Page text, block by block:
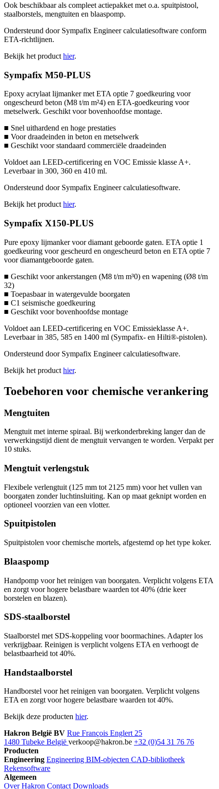
Ook beschikbaar als compleet actiepakket met o.a. spuitpistool,
staalborstels, mengtuiten en blaaspomp.
Ondersteund door Sympafix Engineer calculatiesoftware conform
ETA-richtlijnen.
Bekijk het product hier.
Sympafix M50-PLUS
Epoxy acrylaat lijmanker met ETA optie 7 goedkeuring voor
ongescheurd beton (M8 t/m m²4) en ETA-goedkeuring voor
metselwerk. Geschikt voor bovenhoofdse montage.
■ Snel uithardend en hoge prestaties
■ Voor draadeinden in beton en metselwerk
■ Geschikt voor standaard commerciële draadeinden
Voldoet aan LEED-certificering en VOC Emissie klasse A+.
Leverbaar in 300, 360 en 410 ml.
Ondersteund door Sympafix Engineer calculatiesoftware.
Bekijk het product hier.
Sympafix X150-PLUS
Pure epoxy lijmanker voor diamant geboorde gaten. ETA optie 1
goedkeuring voor gescheurd en ongescheurd beton en ETA optie 7
voor diamantgeboorde gaten.
■ Geschikt voor ankerstangen (M8 t/m m³0) en wapening (Ø8 t/m
32)
■ Toepasbaar in watergevulde boorgaten
■ C1 seismische goedkeuring
■ Geschikt voor bovenhoofdse montage
Voldoet aan LEED-certificering en VOC Emissieklasse A+.
Leverbaar in 385, 585 en 1400 ml (Sympafix- en Hilti®-pistolen).
Ondersteund door Sympafix Engineer calculatiesoftware.
Bekijk het product hier.
Toebehoren voor chemische verankering
Mengtuiten
Mengtuit met interne spiraal. Bij werkonderbreking langer dan de
verwerkingstijd dient de mengtuit vervangen te worden. Verpakt per
10 stuks.
Mengtuit verlengstuk
Flexibele verlengtuit (125 mm tot 2125 mm) voor het vullen van
boorgaten zonder luchtinsluiting. Kan op maat geknipt worden en
optioneel voorzien van een vlotter.
Spuitpistolen
Spuitpistolen voor chemische mortels, afgestemd op het type koker.
Blaaspomp
Handpomp voor het reinigen van boorgaten. Verplicht volgens ETA
en zorgt voor hogere belastbare waarden tot 40% (drie keer
borstelen en blazen).
SDS-staalborstel
Staalborstel met SDS-koppeling voor boormachines. Adapter los
verkrijgbaar. Reinigen is verplicht volgens ETA en verhoogt de
belastbaarheid tot 40%.
Handstaalborstel
Handborstel voor het reinigen van boorgaten. Verplicht volgens
ETA en zorgt voor hogere belastbare waarden tot 40%.
Bekijk deze producten hier.
Hakron België BV Rue François Englert 25
1480 Tubeke België verkoop@hakron.be +32 (0)54 31 76 76
Producten
Engineering Engineering BIM-objecten CAD-bibliotheek
Rekensoftware
Algemeen
Over Hakron ContactDownloads